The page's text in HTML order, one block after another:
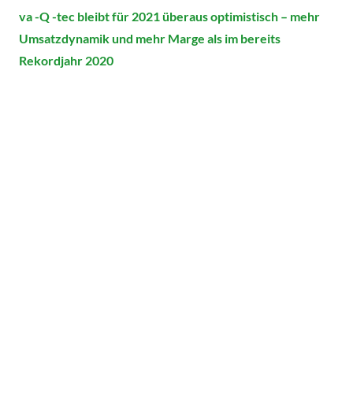
va -Q -tec bleibt für 2021 überaus optimistisch – mehr
Umsatzdynamik und mehr Marge als im bereits
Rekordjahr 2020